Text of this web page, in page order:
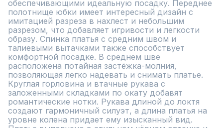
обеспечивающими идеальную посадку. Переднее
полотнище юбки имеет интересный дизайн с
имитацией разреза в нахлест и небольшим
разрезом, что добавляет игривости и легкости
образу. Спинка платья с средним швом и
талиевыми вытачками также способствует
комфортной посадке. В среднем шве
расположена потайная застёжка-молния,
позволяющая легко надевать и снимать платье.
Круглая горловина и втачные рукава с
заложенными складками по окату добавят
романтические нотки. Рукава длиной до локтя
создают гармоничный силуэт, а длина платья на
уровне колена придает ему изысканный вид.